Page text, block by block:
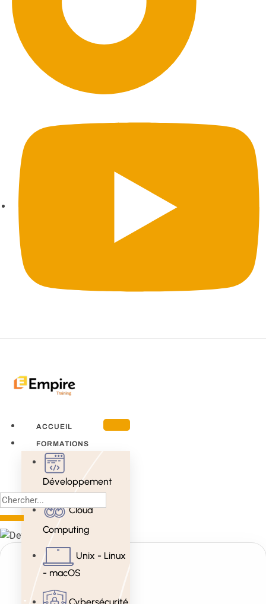
ACCUEIL
FORMATIONS
Développement
Cloud
Computing
Unix - Linux
- macOS